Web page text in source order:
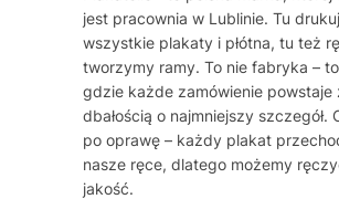
jest pracownia w Lublinie. Tu
wszystkie plakaty i płótna, tu też
tworzymy ramy. To nie fabryka –
gdzie każde zamówienie powstaje
dbałością o najmniejszy szczegół.
po oprawę – każdy plakat
nasze ręce, dlatego możemy
jakość.